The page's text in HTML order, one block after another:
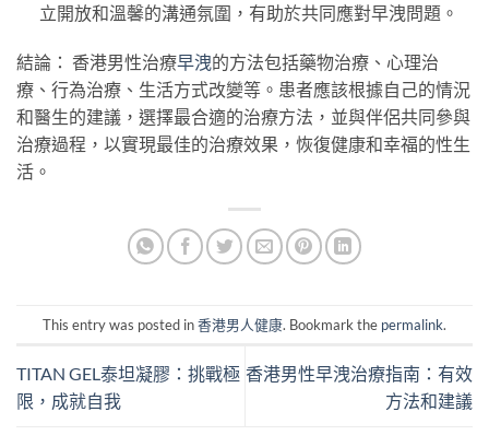
立開放和溫馨的溝通氛圍，有助於共同應對早洩問題。
結論： 香港男性治療早洩的方法包括藥物治療、心理治
療、行為治療、生活方式改變等。患者應該根據自己的情況
和醫生的建議，選擇最合適的治療方法，並與伴侶共同參與
治療過程，以實現最佳的治療效果，恢復健康和幸福的性生
活。
This entry was posted in香港男人健康. Bookmark the permalink.
TITAN GEL泰坦凝膠：挑戰極
限，成就自我
香港男性早洩治療指南：有效
方法和建議